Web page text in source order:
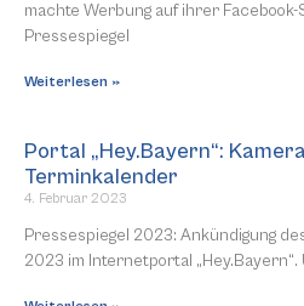
machte Werbung auf ihrer
Pressespiegel
Weiterlesen »
Portal „Hey.Bayern“:
Terminkalender
4. Februar 2023
Pressespiegel 2023: Ankündigung
2023 im Internetportal